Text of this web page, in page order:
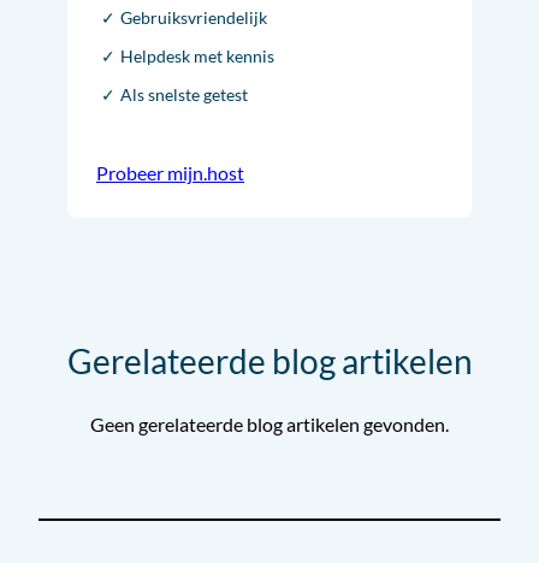
Gebruiksvriendelijk
Helpdesk met kennis
Als snelste getest
Probeer mijn.host
Gerelateerde blog artikelen
Geen gerelateerde blog artikelen gevonden.